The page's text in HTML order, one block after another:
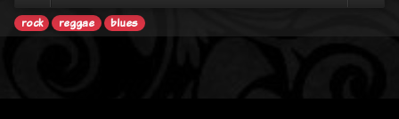
rock reggae blues